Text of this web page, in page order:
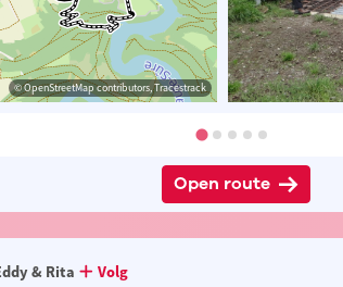
© OpenStreetMap contributors, Tracestrack
Open route
© Eddy & Rita
& Rita
Volg